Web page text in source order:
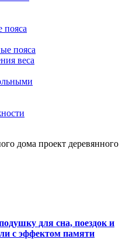
пояса
пояса
веса
дома проект деревянного
для сна, поездок и
с эффектом памяти